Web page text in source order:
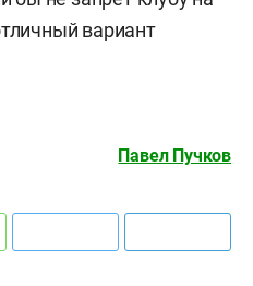
вариант
Павел Пучков